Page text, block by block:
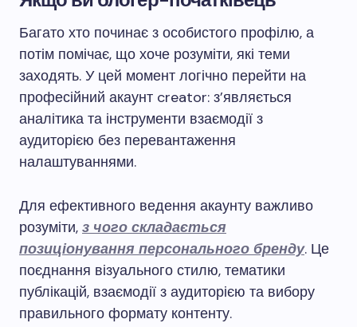
Багато хто починає з особистого профілю, а
потім помічає, що хоче розуміти, які теми
заходять. У цей момент логічно перейти на
професійний акаунт creator: з’являється
аналітика та інструменти взаємодії з
аудиторією без перевантаження
налаштуваннями.
Для ефективного ведення акаунту важливо
розуміти, з чого складається
позиціонування персонального бренду. Це
поєднання візуального стилю, тематики
публікацій, взаємодії з аудиторією та вибору
правильного формату контенту.